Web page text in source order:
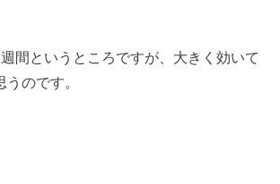
間というところですが、大きく効いて
のです。